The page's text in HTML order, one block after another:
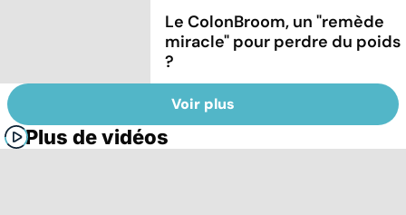
Le ColonBroom, un "remède
miracle" pour perdre du poids
?
Voir plus
Plus de vidéos